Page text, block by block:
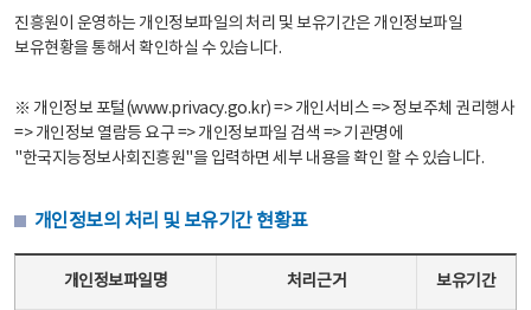
진흥원이 운영하는 개인정보파일의 처리 및 보유기간은 개인정보파일
보유현황을 통해서 확인하실 수 있습니다.
※ 개인정보 포털(www.privacy.go.kr) => 개인서비스 => 정보주체 권리행사
=> 개인정보 열람등 요구 => 개인정보파일 검색 => 기관명에
"한국지능정보사회진흥원"을 입력하면 세부 내용을 확인 할 수 있습니다.
개인정보의 처리 및 보유기간 현황표
개인정보파일명 처리근거 보유기간